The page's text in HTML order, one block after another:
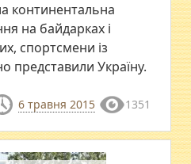
континентальна
на байдарках і
спортсмени із
представили Україну.
6 травня 2015 1351